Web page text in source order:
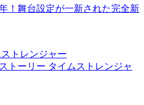
！舞台設定が一新された完全新
トレンジャー
トーリー タイムストレンジャ